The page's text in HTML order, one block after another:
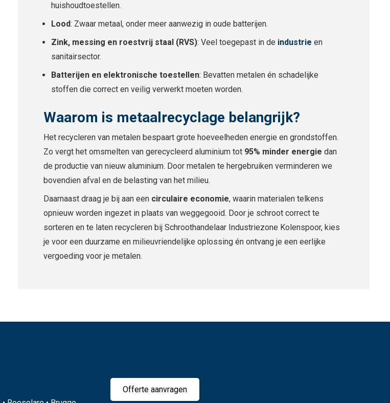
huishoudtoestellen.
Lood: Zwaar metaal, onder meer aanwezig in oude batterijen.
Zink, messing en roestvrij staal (RVS): Veel toegepast in de industrie en
sanitairsector.
Batterijen en elektronische toestellen: Bevatten metalen én schadelijke
stoffen die correct en veilig verwerkt moeten worden.
Waarom is metaalrecyclage belangrijk?
Het recycleren van metalen bespaart grote hoeveelheden energie en grondstoffen.
Zo vergt het omsmelten van gerecycleerd aluminium tot 95% minder energie dan
de productie van nieuw aluminium. Door metalen te hergebruiken verminderen we
bovendien afval en de belasting van het milieu.
Daarnaast draag je bij aan een circulaire economie, waarin materialen telkens
opnieuw worden ingezet in plaats van weggegooid. Door je schroot correct te
sorteren en te laten recycleren bij Schroothandelaar Industriezone Kolenspoor, kies
je voor een duurzame en milieuvriendelijke oplossing én ontvang je een eerlijke
vergoeding voor je metalen.
Offerte aanvragen